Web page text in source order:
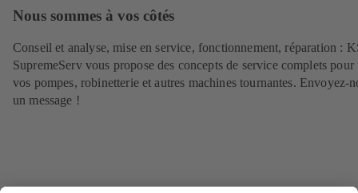
Nous sommes à vos côtés
Conseil et analyse, mise en service, fonctionnement, réparation :
SupremeServ vous propose des concepts de service complets pour
vos pompes, robinetterie et autres machines tournantes. Envoyez-
un message !